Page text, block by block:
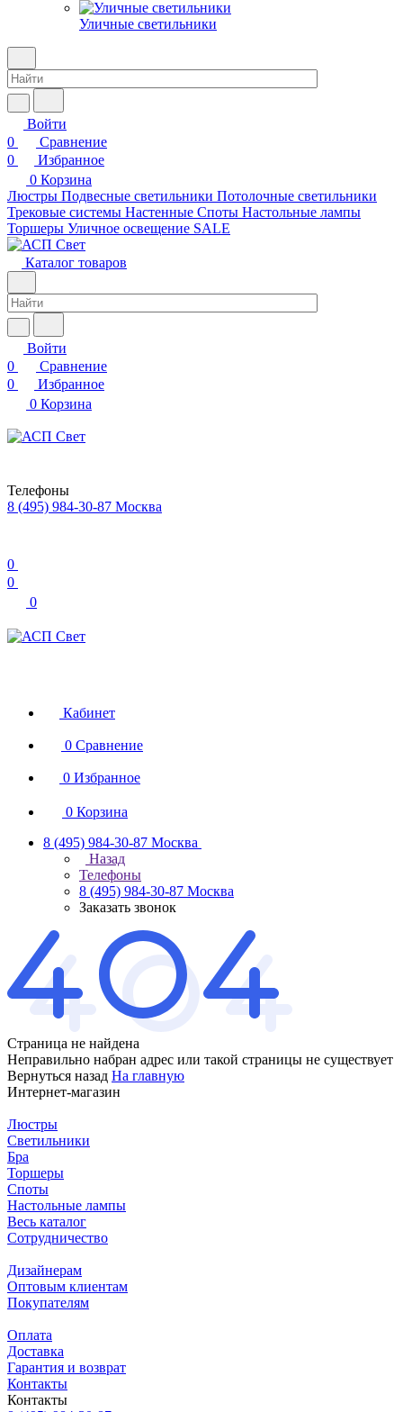
Уличные светильники
Войти
0
Сравнение
0
Избранное
0 Корзина
Люстры Подвесные светильники Потолочные светильники
Трековые системы Настенные Споты Настольные лампы
Торшеры Уличное освещение SALE
Каталог товаров
Войти
0
Сравнение
0
Избранное
0 Корзина
Телефоны
8 (495) 984-30-87 Москва
0
0
0
Кабинет
0 Сравнение
0 Избранное
0 Корзина
8 (495) 984-30-87 Москва
Назад
Телефоны
8 (495) 984-30-87 Москва
Заказать звонок
Страница не найдена
Неправильно набран адрес или такой страницы не существует
Вернуться назад На главную
Интернет-магазин
Люстры
Светильники
Бра
Торшеры
Споты
Настольные лампы
Весь каталог
Сотрудничество
Дизайнерам
Оптовым клиентам
Покупателям
Оплата
Доставка
Гарантия и возврат
Контакты
Контакты